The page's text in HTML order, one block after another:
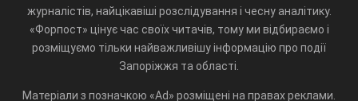
журналістів, найцікавіші розслідування і чесну аналітику.
«Форпост» цінує час своїх читачів, тому ми відбираємо і
розміщуємо тільки найважливішу інформацію про події
Запоріжжя та області.
Матеріали з позначкою «Ad» розміщені на правах реклами.